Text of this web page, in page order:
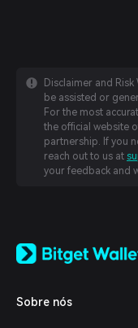
Disclaimer and
be assisted or
For the most
the official website
partnership. If you
reach out to us at
your feedback and
日本語
Español (Latinoamérica)
Sobre nós